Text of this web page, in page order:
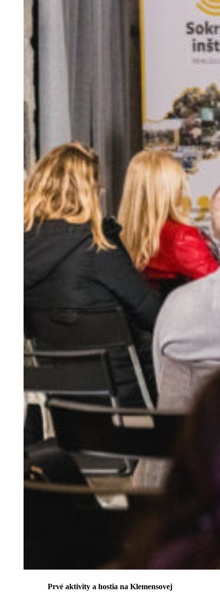
Prvé aktivity a hostia na Klemensovej